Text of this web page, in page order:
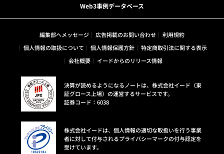
Web3事例データベース
編集部へメッセージ 広告掲載のお問い合わせ
利用規約
個人情報の取扱について
個人情報保護方針
特定商取引法に関する表示
会社概要
イードからのリリース情報
決算が読めるようになるノートは、株式会社イード（東
証グロース上場）の運営するサービスです。
証券コード：6038
株式会社イードは、個人情報の適切な取扱いを行う事業
者に対して付与されるプライバシーマークの付与認定を
受けています。